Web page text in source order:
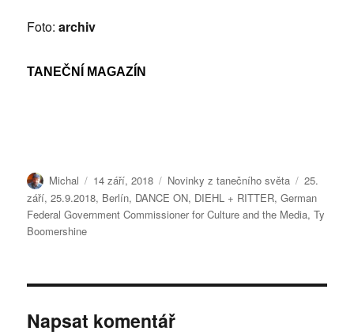
Foto:archiv
TANEČNÍ MAGAZÍN
Autor:
Michal Publikováno:
14 září, 2018 Rubriky:
Novinky z tanečního světa Štítky:
25.
září,25.9.2018, Berlín, DANCE ON, DIEHL + RITTER,German
Federal Government Commissioner for Culture and the Media,Ty
Boomershine
Napsat komentář